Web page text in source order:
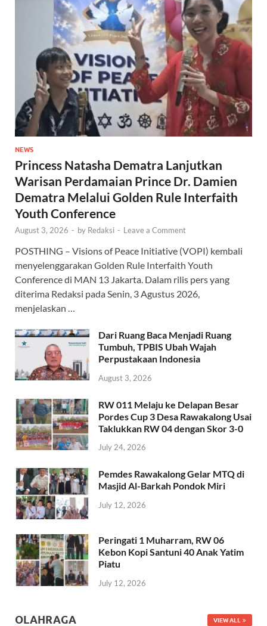
NEWS
Princess Natasha Dematra Lanjutkan
Warisan Perdamaian Prince Dr. Damien
Dematra Melalui Golden Rule Interfaith
Youth Conference
August 3, 2026 - by Redaksi - Leave a Comment
POSTHING – Visions of Peace Initiative (VOPI) kembali
menyelenggarakan Golden Rule Interfaith Youth
Conference di MAN 13 Jakarta. Dalam rilis pers yang
diterima Redaksi pada Senin, 3 Agustus 2026,
menjelaskan …
Dari Ruang Baca Menjadi Ruang
Tumbuh, TPBIS Ubah Wajah
Perpustakaan Indonesia
August 3, 2026
RW 011 Melaju ke Delapan Besar
Pordes Cup 3 Desa Rawakalong Usai
Taklukkan RW 04 dengan Skor 3-0
July 24, 2026
Pemdes Rawakalong Gelar MTQ di
Masjid Al-Barkah Pondok Miri
July 12, 2026
Peringati 1 Muharram, RW 06
Kebon Kopi Santuni 40 Anak Yatim
Piatu
July 12, 2026
OLAHRAGA VIEW ALL